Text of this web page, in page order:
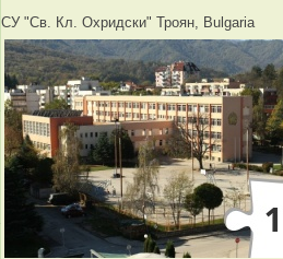
СУ "Св. Кл. Охридски" Троян, Bulgaria